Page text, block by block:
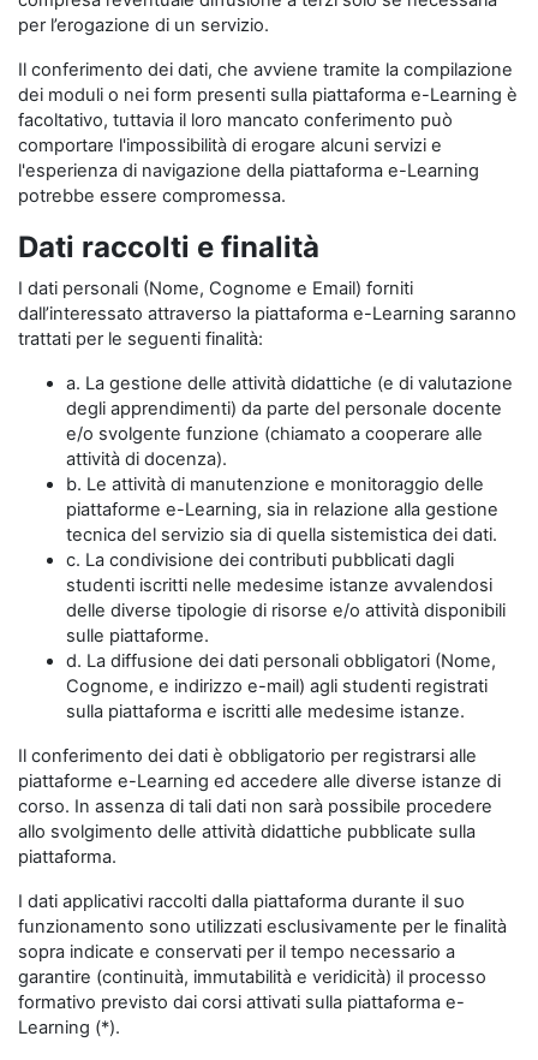
per l’erogazione di un servizio.
Il conferimento dei dati, che avviene tramite la compilazione
dei moduli o nei form presenti sulla piattaforma e-Learning è
facoltativo, tuttavia il loro mancato conferimento può
comportare l'impossibilità di erogare alcuni servizi e
l'esperienza di navigazione della piattaforma e-Learning
potrebbe essere compromessa.
Dati raccolti e finalità
I dati personali (Nome, Cognome e Email) forniti
dall’interessato attraverso la piattaforma e-Learning saranno
trattati per le seguenti finalità:
a. La gestione delle attività didattiche (e di valutazione
degli apprendimenti) da parte del personale docente
e/o svolgente funzione (chiamato a cooperare alle
attività di docenza).
b. Le attività di manutenzione e monitoraggio delle
piattaforme e-Learning, sia in relazione alla gestione
tecnica del servizio sia di quella sistemistica dei dati.
c. La condivisione dei contributi pubblicati dagli
studenti iscritti nelle medesime istanze avvalendosi
delle diverse tipologie di risorse e/o attività disponibili
sulle piattaforme.
d. La diffusione dei dati personali obbligatori (Nome,
Cognome, e indirizzo e-mail) agli studenti registrati
sulla piattaforma e iscritti alle medesime istanze.
Il conferimento dei dati è obbligatorio per registrarsi alle
piattaforme e-Learning ed accedere alle diverse istanze di
corso. In assenza di tali dati non sarà possibile procedere
allo svolgimento delle attività didattiche pubblicate sulla
piattaforma.
I dati applicativi raccolti dalla piattaforma durante il suo
funzionamento sono utilizzati esclusivamente per le finalità
sopra indicate e conservati per il tempo necessario a
garantire (continuità, immutabilità e veridicità) il processo
formativo previsto dai corsi attivati sulla piattaforma e-
Learning (*).